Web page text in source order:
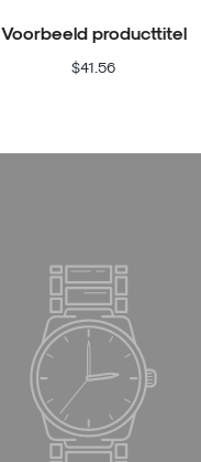
Voorbeeld producttitel
$41.56